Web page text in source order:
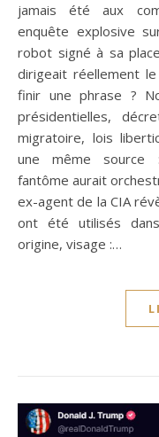
jamais été aux
enquête explosive
robot signé à sa
dirigeait réellement
finir une phrase ?
présidentielles,
migratoire, lois
une même source :
fantôme aurait
ex-agent de la CIA
ont été utilisés
origine, visage :…